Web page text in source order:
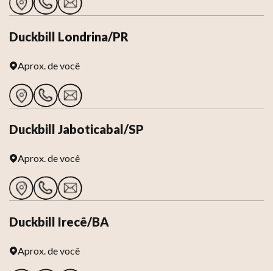
Duckbill Londrina/PR
Aprox.de você
Duckbill Jaboticabal/SP
Aprox.de você
Duckbill Irecê/BA
Aprox.de você